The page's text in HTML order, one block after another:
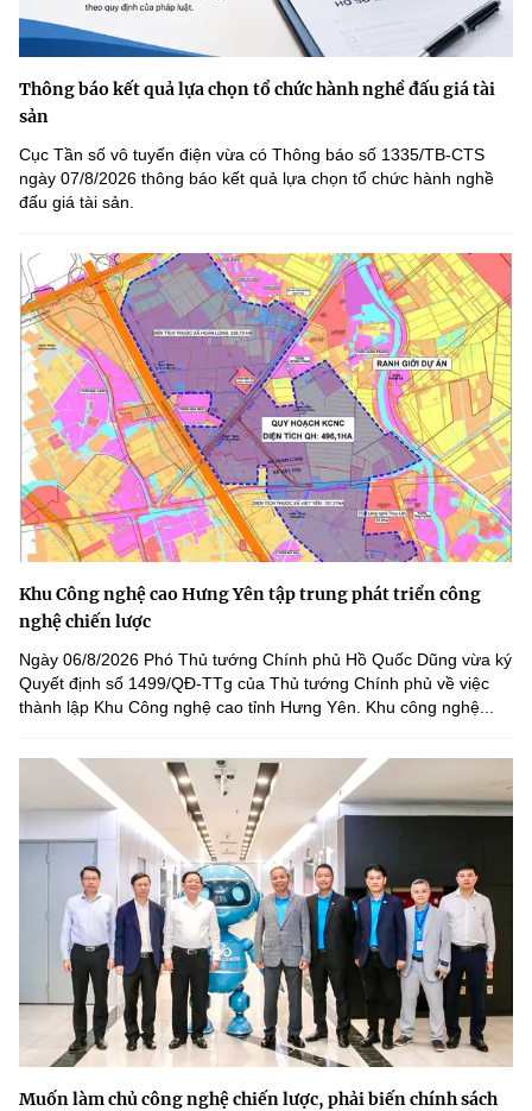
Thông báo kết quả lựa chọn tổ chức hành nghề đấu giá tài
sản
Cục Tần số vô tuyến điện vừa có Thông báo số 1335/TB-CTS
ngày 07/8/2026 thông báo kết quả lựa chọn tổ chức hành nghề
đấu giá tài sản.
Khu Công nghệ cao Hưng Yên tập trung phát triển công
nghệ chiến lược
Ngày 06/8/2026 Phó Thủ tướng Chính phủ Hồ Quốc Dũng vừa ký
Quyết định số 1499/QĐ-TTg của Thủ tướng Chính phủ về việc
thành lập Khu Công nghệ cao tỉnh Hưng Yên. Khu công nghệ...
Muốn làm chủ công nghệ chiến lược, phải biến chính sách